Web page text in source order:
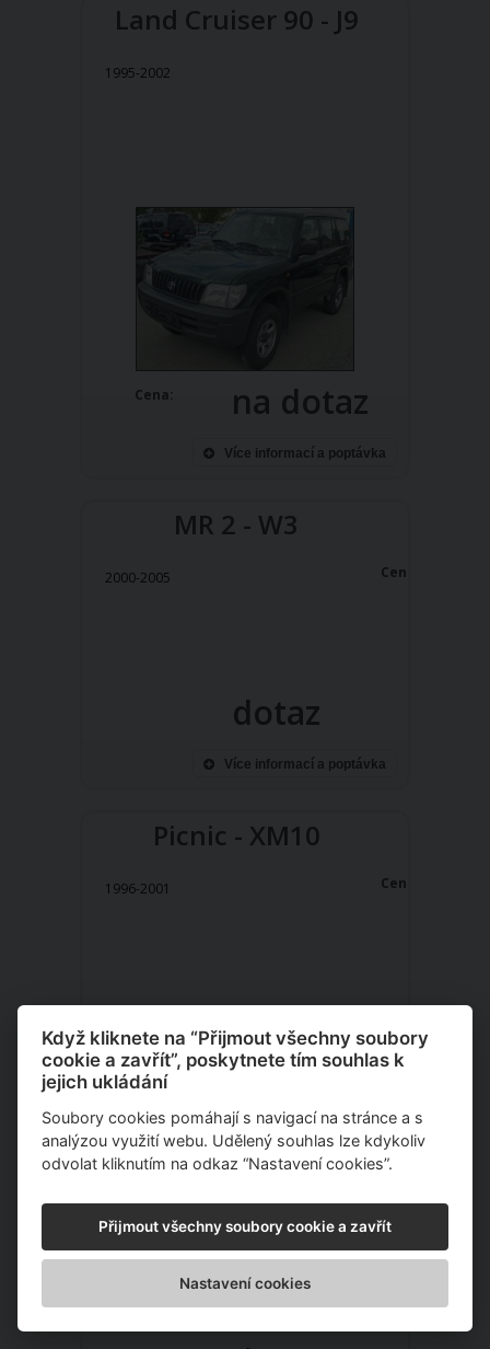
Land Cruiser 90 - J9
1995-2002
Cena: na dotaz
Více informací a poptávka
MR 2 - W3
2000-2005 Cena:
dotaz
Více informací a poptávka
Picnic - XM10
1996-2001 Cena:
dotaz
Více informací a poptávka
Previa - MCR3, CLR3,
ACR3
2000-2008 Cena:
Když kliknete na “Přijmout všechny soubory
cookie a zavřít”, poskytnete tím souhlas k
jejich ukládání
Soubory cookies pomáhají s navigací na stránce a s
analýzou využití webu. Udělený souhlas lze kdykoliv
odvolat kliknutím na odkaz “Nastavení cookies”.
Přijmout všechny soubory cookie a zavřít
Nastavení cookies